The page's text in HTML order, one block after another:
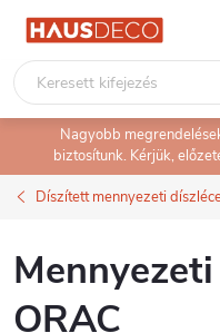
Ugrás
tartalomhoz
Nagyobb
biztosítunk. Kérjük,
Díszített mennyezeti
ORAC